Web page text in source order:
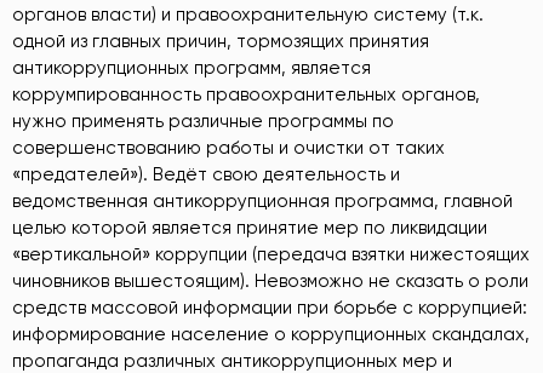
органов власти) и правоохранительную систему (т.к.
одной из главных причин, тормозящих принятия
антикоррупционных программ, является
коррумпированность правоохранительных органов,
нужно применять различные программы по
совершенствованию работы и очистки от таких
«предателей»). Ведёт свою деятельность и
ведомственная антикоррупционная программа, главной
целью которой является принятие мер по ликвидации
«вертикальной» коррупции (передача взятки нижестоящих
чиновников вышестоящим). Невозможно не сказать о роли
средств массовой информации при борьбе с коррупцией:
информирование население о коррупционных скандалах,
пропаганда различных антикоррупционных мер и